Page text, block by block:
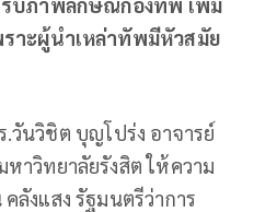
ราะผู้นำเหล่าทัพมีหัวสมัย
.วันวิชิต บุญโปร่ง อาจารย์
าวิทยาลัยรังสิต ให้ความ
งแสง รัฐมนตรีว่าการ